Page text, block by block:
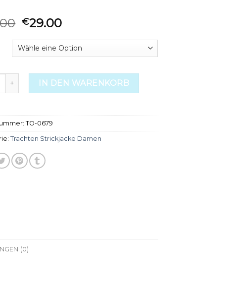
€29.00
strickjacke damen Menge
IN DEN WARENKORB
TO-0679
Trachten Strickjacke Damen
(0)